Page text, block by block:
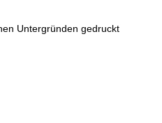
Untergründen gedruckt